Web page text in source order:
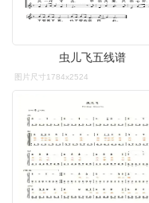
虫儿飞五线谱
图片尺寸1784x2524